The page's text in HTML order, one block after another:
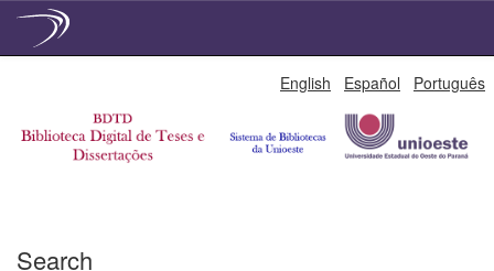
English Español Português
Search